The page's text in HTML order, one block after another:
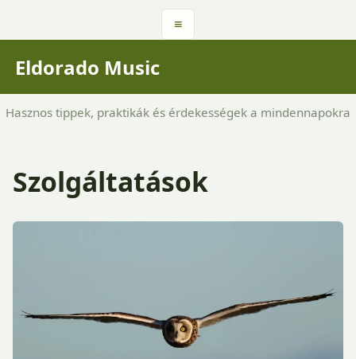
≡
Eldorado Music
Hasznos tippek, praktikák és érdekességek a mindennapokra
Szolgáltatások